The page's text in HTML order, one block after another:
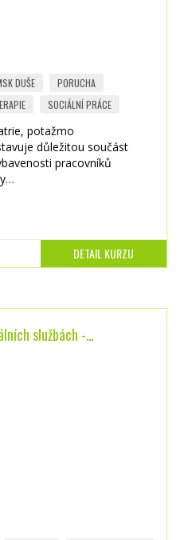
DUŠE
PORUCHA
SOCIÁLNÍ PRÁCE
potažmo
důležitou součást
pracovníků
DETAIL KURZU
službách -…